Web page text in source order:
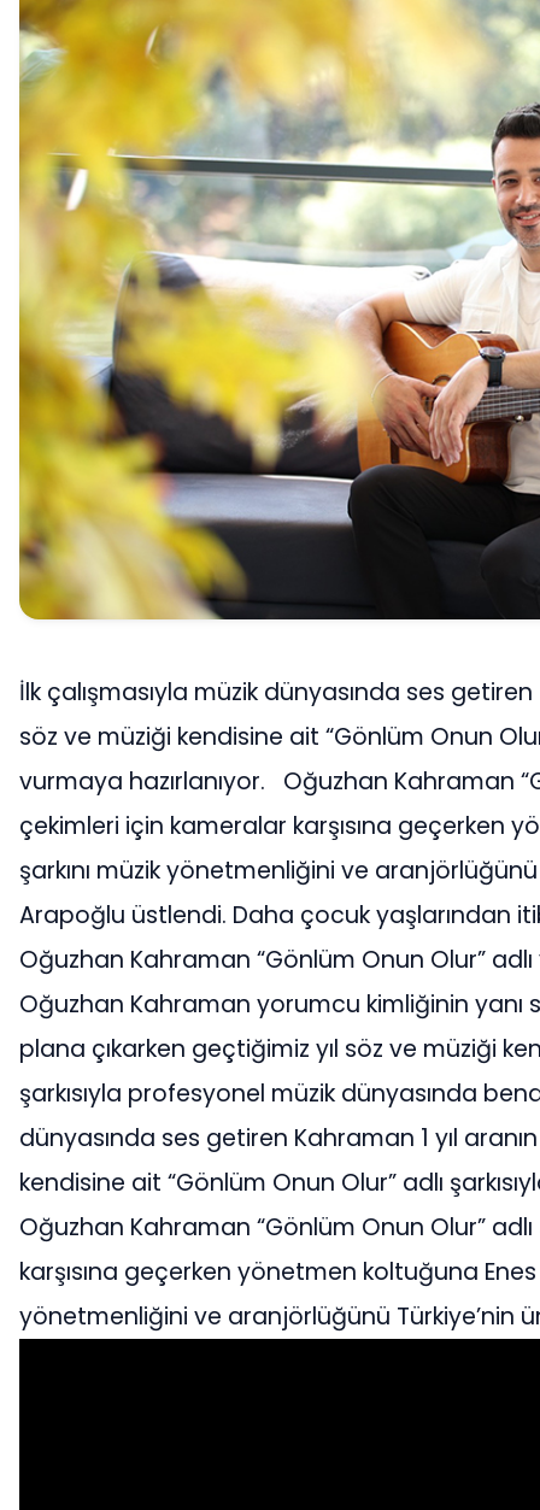
İlk çalışmasıyla müzik dünyasında ses
söz ve müziği kendisine ait “Gönlüm Onun
vurmaya hazırlanıyor. Oğuzhan Kahraman
çekimleri için kameralar karşısına geçerken
şarkını müzik yönetmenliğini ve
Arapoğlu üstlendi. Daha çocuk yaşlarından
Oğuzhan Kahraman “Gönlüm Onun Olur”
Oğuzhan Kahraman yorumcu kimliğinin yanı
plana çıkarken geçtiğimiz yıl söz ve müziği
şarkısıyla profesyonel müzik dünyasında
dünyasında ses getiren Kahraman 1 yıl
kendisine ait “Gönlüm Onun Olur” adlı
Oğuzhan Kahraman “Gönlüm Onun Olur”
karşısına geçerken yönetmen koltuğuna Enes
yönetmenliğini ve aranjörlüğünü Türkiye’nin